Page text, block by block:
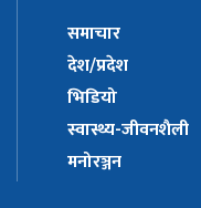
समाचार
देश/प्रदेश
भिडियो
स्वास्थ्य-जीवनशैली
मनोरञ्जन